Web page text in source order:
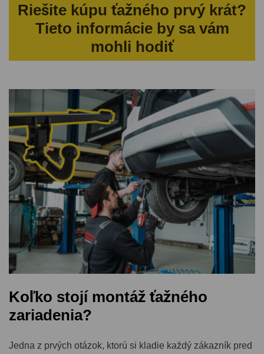
Riešite kúpu ťažného prvý krát?
Tieto informácie by sa vám
mohli hodiť
Koľko stojí montáž ťažného
zariadenia?
Jedna z prvých otázok, ktorú si kladie každý zákazník pred